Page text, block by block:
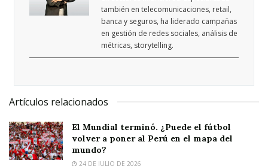
también en telecomunicaciones, retail,
banca y seguros, ha liderado campañas
en gestión de redes sociales, análisis de
métricas, storytelling.
Artículos relacionados
El Mundial terminó. ¿Puede el fútbol
volver a poner al Perú en el mapa del
mundo?
24 DE JULIO DE 2026